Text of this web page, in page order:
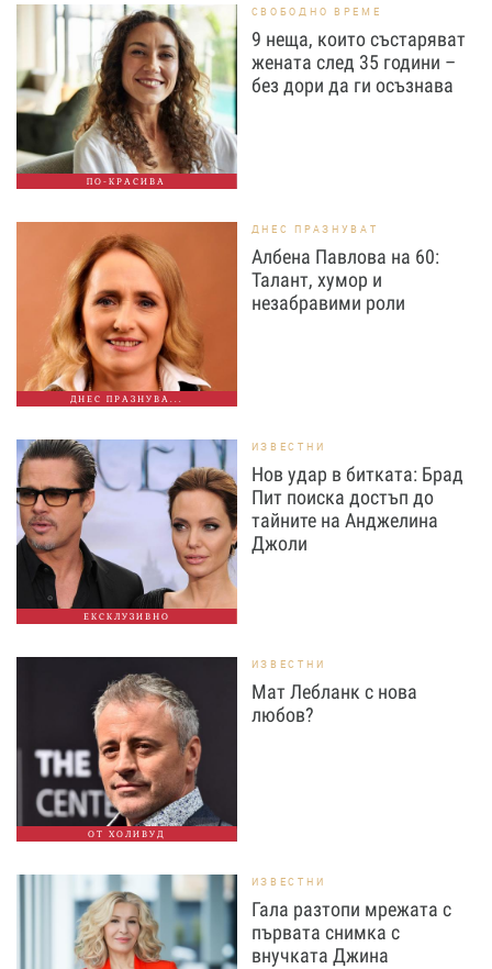
ПО-КРАСИВА
СВОБОДНО ВРЕМЕ
9 неща, които състаряват
жената след 35 години –
без дори да ги осъзнава
ДНЕС ПРАЗНУВА...
ДНЕС ПРАЗНУВАТ
Албена Павлова на 60:
Талант, хумор и
незабравими роли
ЕКСКЛУЗИВНО
ИЗВЕСТНИ
Нов удар в битката: Брад
Пит поиска достъп до
тайните на Анджелина
Джоли
ОТ ХОЛИВУД
ИЗВЕСТНИ
Мат Лебланк с нова
любов?
ИЗВЕСТНИ
Гала разтопи мрежата с
първата снимка с
внучката Джина